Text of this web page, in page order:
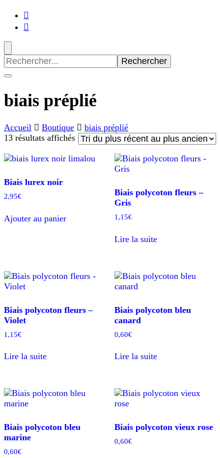
Recherche
pour
:
biais préplié
Accueil Boutique
biais préplié
13 résultats affichésTrié
du
plus
Biais lurex noir
2,95€
Ajouter au panier
Biais polycoton fleurs –
Gris
1,15€
Lire la suite
Biais polycoton fleurs –
Violet
1,15€
Lire la suite
Biais polycoton bleu
canard
0,60€
Lire la suite
Biais polycoton bleu
marine
0,60€
Biais polycoton vieux rose
0,60€